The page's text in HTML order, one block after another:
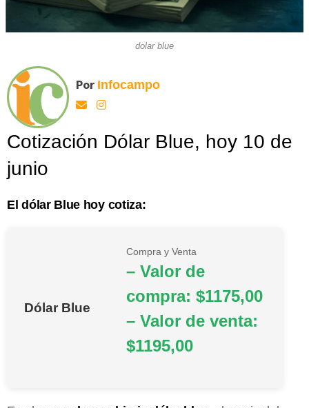
dolar blue
Por Infocampo
Cotización Dólar Blue, hoy 10 de
junio
El dólar Blue hoy cotiza:
Dólar Blue
Compra y Venta
– Valor de
compra: $1175,00
– Valor de venta:
$1195,00